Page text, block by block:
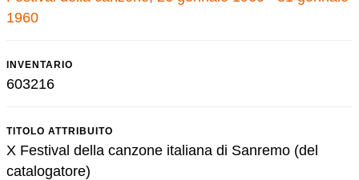
1960
INVENTARIO
603216
TITOLO ATTRIBUITO
X Festival della canzone italiana di Sanremo (del
catalogatore)